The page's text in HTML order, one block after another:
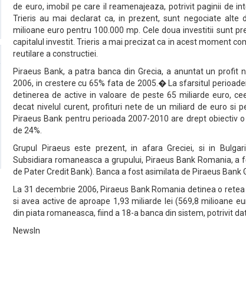
de euro, imobil pe care il reamenajeaza, potrivit paginii de
Trieris au mai declarat ca, in prezent, sunt negociate alte
milioane euro pentru 100.000 mp. Cele doua investitii sunt
capitalul investit. Trieris a mai precizat ca in acest moment
reutilare a constructiei.
Piraeus Bank, a patra banca din Grecia, a anuntat un profit
2006, in crestere cu 65% fata de 2005.� La sfarsitul
detinerea de active in valoare de peste 65 miliarde euro,
decat nivelul curent, profituri nete de un miliard de euro si
Piraeus Bank pentru perioada 2007-2010 are drept obiectiv
de 24%.
Grupul Piraeus este prezent, in afara Greciei, si in
Subsidiara romaneasca a grupului, Piraeus Bank Romania,
de Pater Credit Bank). Banca a fost asimilata de Piraeus Bank
La 31 decembrie 2006, Piraeus Bank Romania detinea o
si avea active de aproape 1,93 miliarde lei (569,8 milioane
din piata romaneasca, fiind a 18-a banca din sistem, potrivit
NewsIn